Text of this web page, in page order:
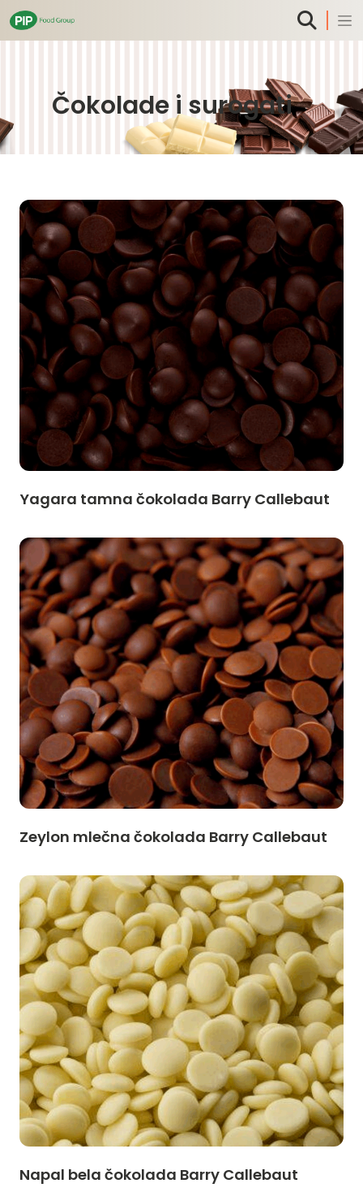
Čokolade i surogati
Yagara tamna čokolada Barry Callebaut
Zeylon mlečna čokolada Barry Callebaut
Napal bela čokolada Barry Callebaut